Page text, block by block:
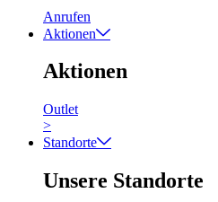
Anrufen
Aktionen
Aktionen
Outlet
>
Standorte
Unsere Standorte